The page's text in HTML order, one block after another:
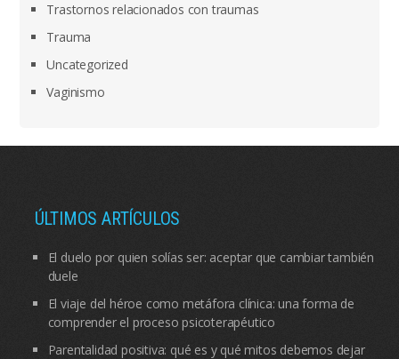
Trastornos relacionados con traumas
Trauma
Uncategorized
Vaginismo
ÚLTIMOS ARTÍCULOS
El duelo por quien solías ser: aceptar que cambiar también
duele
El viaje del héroe como metáfora clínica: una forma de
comprender el proceso psicoterapéutico
Parentalidad positiva: qué es y qué mitos debemos dejar